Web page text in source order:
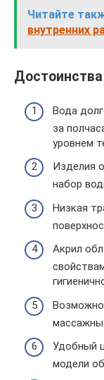
Читайте
внутренних
Вода
за
уровнем
Изделия
набор
Низкая
Акрил
Удобный
модели